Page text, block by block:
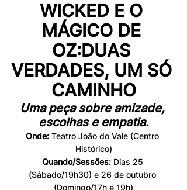
WICKED E O
MÁGICO DE
OZ:DUAS
VERDADES, UM SÓ
CAMINHO
Uma peça sobre amizade,
escolhas e empatia.
Onde: Teatro João do Vale (Centro
Histórico)
Quando/Sessões: Dias 25
(Sábado/19h30) e 26 de outubro
(Domingo/17h e 19h)